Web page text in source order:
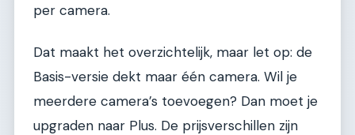
per camera.
Dat maakt het overzichtelijk, maar let op: de
Basis-versie dekt maar één camera. Wil je
meerdere camera’s toevoegen? Dan moet je
upgraden naar Plus. De prijsverschillen zijn